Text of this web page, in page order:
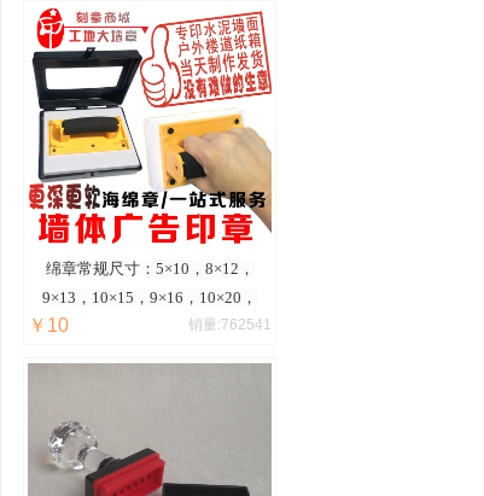
绵章常规尺寸：5×10，8×12，
9×13，10×15，9×16，10×20，
15×20，15×25，20×30，30×40厘
￥10 销量:762541